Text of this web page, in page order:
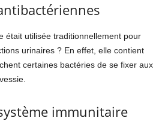
était utilisée traditionnellement pour
urinaires ? En effet, elle contient
certaines bactéries de se fixer aux
immunitaire